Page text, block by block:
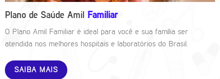
Plano de Saúde Amil Familiar
O Plano Amil Familiar é ideal para você e sua família ser
atendida nos melhores hospitais e laboratórios do Brasil.
SAIBA MAIS